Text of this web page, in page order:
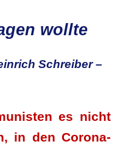
wollte
Schreiber –
es nicht
in den Corona-